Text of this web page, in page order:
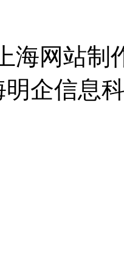
海网站制
明企信息